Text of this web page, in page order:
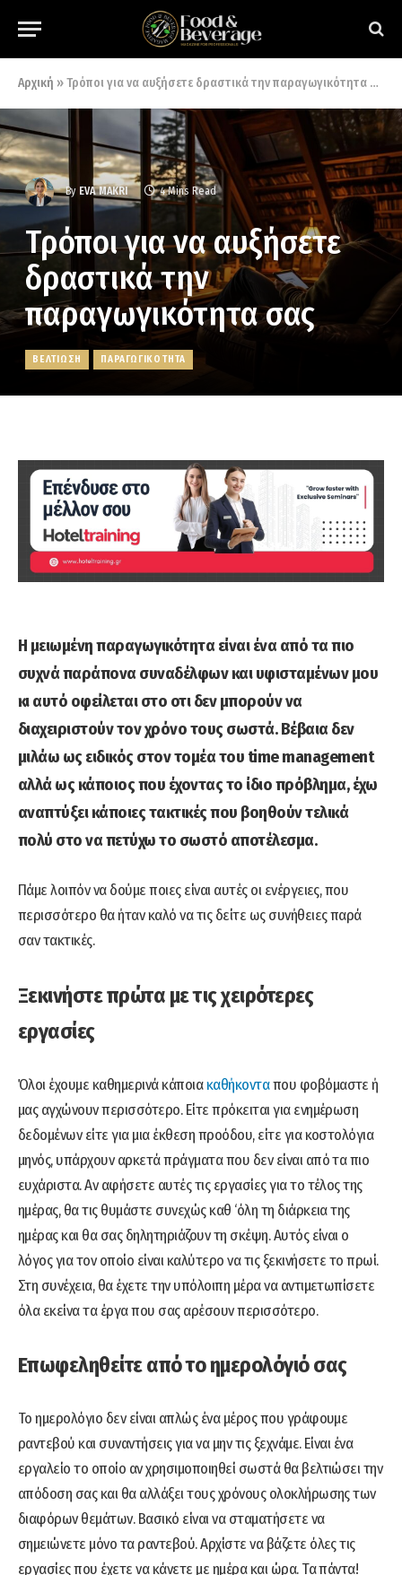
Αρχική »Τρόποι για να αυξήσετε δραστικά την παραγωγικότητα σας
By EVA MAKRI 4 Mins Read
Τρόποι για να αυξήσετε
δραστικά την
παραγωγικότητα σας
ΒΕΛΤΙΩΣΗ ΠΑΡΑΓΩΓΙΚΟΤΗΤΑ
Η μειωμένη παραγωγικότητα είναι ένα από τα πιο
συχνά παράπονα συναδέλφων και υφισταμένων μου
κι αυτό οφείλεται στο οτι δεν μπορούν να
διαχειριστούν τον χρόνο τους σωστά. Βέβαια δεν
μιλάω ως ειδικός στον τομέα του time management
αλλά ως κάποιος που έχοντας το ίδιο πρόβλημα, έχω
αναπτύξει κάποιες τακτικές που βοηθούν τελικά
πολύ στο να πετύχω το σωστό αποτέλεσμα.
Πάμε λοιπόν να δούμε ποιες είναι αυτές οι ενέργειες, που
περισσότερο θα ήταν καλό να τις δείτε ως συνήθειες παρά
σαν τακτικές.
Ξεκινήστε πρώτα με τις χειρότερες
εργασίες
Όλοι έχουμε καθημερινά κάποιακαθήκονταπου φοβόμαστε ή
μας αγχώνουν περισσότερο. Είτε πρόκειται για ενημέρωση
δεδομένων είτε για μια έκθεση προόδου, είτε για κοστολόγια
μηνός, υπάρχουν αρκετά πράγματα που δεν είναι από τα πιο
ευχάριστα. Αν αφήσετε αυτές τις εργασίες για το τέλος της
ημέρας, θα τις θυμάστε συνεχώς καθ ‘όλη τη διάρκεια της
ημέρας και θα σας δηλητηριάζουν τη σκέψη. Αυτός είναι ο
λόγος για τον οποίο είναι καλύτερο να τις ξεκινήσετε το πρωί.
Στη συνέχεια, θα έχετε την υπόλοιπη μέρα να αντιμετωπίσετε
όλα εκείνα τα έργα που σας αρέσουν περισσότερο.
Επωφεληθείτε από το ημερολόγιό σας
Το ημερολόγιο δεν είναι απλώς ένα μέρος που γράφουμε
ραντεβού και συναντήσεις για να μην τις ξεχνάμε. Είναι ένα
εργαλείο το οποίο αν χρησιμοποιηθεί σωστά θα βελτιώσει την
απόδοση σας και θα αλλάξει τους χρόνους ολοκλήρωσης των
διαφόρων θεμάτων. Βασικό είναι να σταματήσετε να
σημειώνετε μόνο τα ραντεβού. Αρχίστε να βάζετε όλες τις
εργασίες που έχετε να κάνετε με ημέρα και ώρα. Τα πάντα!